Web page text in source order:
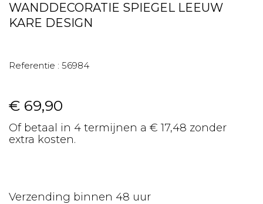
WANDDECORATIE SPIEGEL LEEUW
KARE DESIGN
Referentie : 56984
€ 69,90
Of betaal in 4 termijnen a € 17,48 zonder
extra kosten.
Verzending binnen 48 uur